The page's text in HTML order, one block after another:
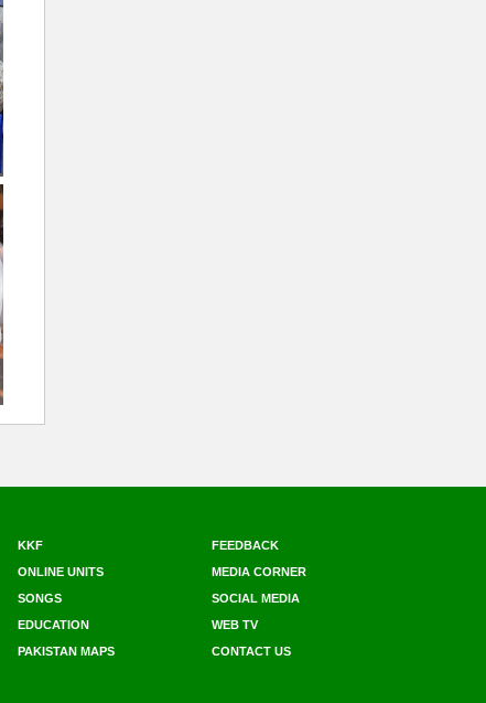
KKF
FEEDBACK
ONLINE UNITS
MEDIA CORNER
SONGS
SOCIAL MEDIA
EDUCATION
WEB TV
PAKISTAN MAPS CONTACT US